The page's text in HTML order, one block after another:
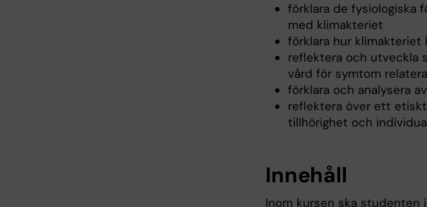
förklara de fysiologiska
med klimakteriet
förklara hur klimakteriet
reflektera och utveckla
vård för symtom
förklara och analysera
reflektera över ett
tillhörighet och
Innehåll
Inom kursen ska studenten